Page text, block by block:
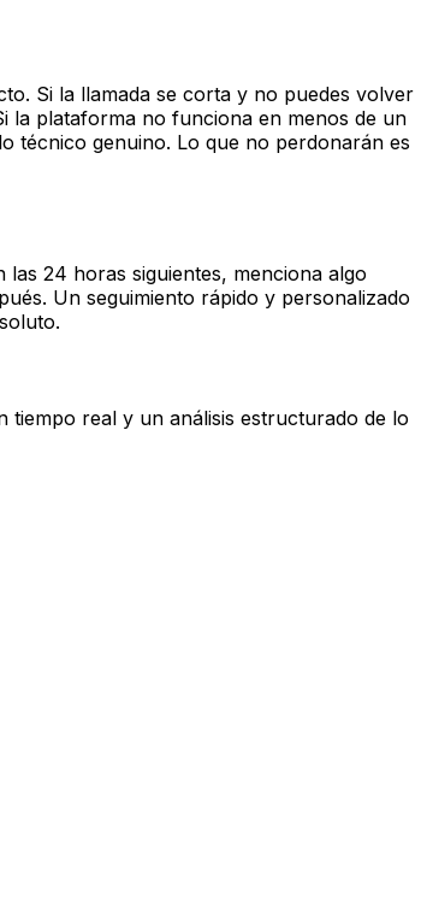
Si la llamada se corta y no puedes volver
la plataforma no funciona en menos de un
técnico genuino. Lo que no perdonarán es
24 horas siguientes, menciona algo
Un seguimiento rápido y personalizado
tiempo real y un análisis estructurado de lo